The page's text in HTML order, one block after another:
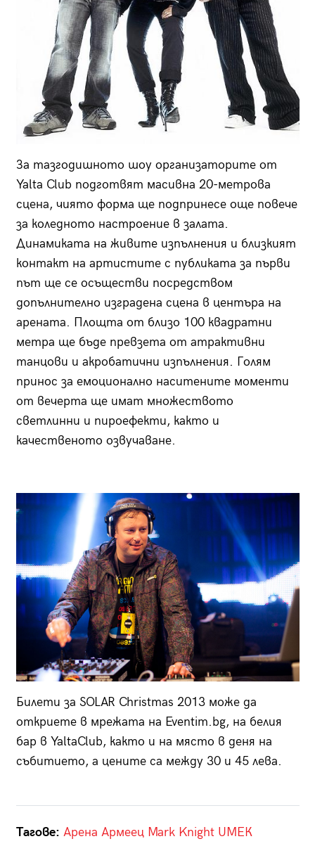
За тазгодишното шоу организаторите от
Yalta Club подготвят масивна 20-метрова
сцена, чиято форма ще подпринесе още повече
за коледното настроение в залата.
Динамиката на живите изпълнения и близкият
контакт на артистите с публиката за първи
път ще се осъществи посредством
допълнително изградена сцена в центъра на
арената. Площта от близо 100 квадратни
метра ще бъде превзета от атрактивни
танцови и акробатични изпълнения. Голям
принос за емоционално наситените моменти
от вечерта ще имат множеството
светлинни и пироефекти, както и
качественото озвучаване.
Билети за SOLAR Christmas 2013 може да
откриете в мрежата на Eventim.bg, на белия
бар в YaltaClub, както и на място в деня на
събитието, a цените са между 30 и 45 лева.
Тагове: Арена Армеец Mark Knight UМЕК